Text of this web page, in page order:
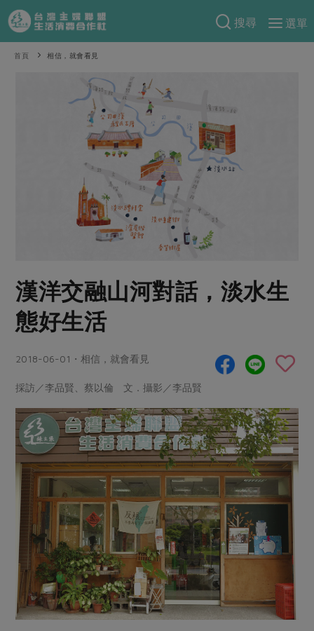
搜尋
選單
產品分類
蕈菇類
奶蛋豆・五穀
乳製品
米麵雜糧
肉品・水產
畜產肉類
調理食材・點心
調味醬料/南北貨 烘焙
休閒零嘴 沖泡飲品
保健食品
居家好物
美妝保養 個人清潔
家庭清潔 織品
日用品 圖書禮品
防災用品
蛋料理
醬料
湯品．鍋物
漬物
涼拌沙拉
主題食譜
異國料理
年菜食譜
養身食補
把最好的台灣味帶回家！
防災用品預購圓滿結束
2026年端午節預購圓滿結束
當季產品
傳到心坎裡，誠心又澎派
合作25-經典快閃最後一週
合作25-精選產品第四彈
更多當季產品
議題活動
主婦聯盟X樂齡網特約優惠案
30%rPET紅烏龍茶
2024農業發展計畫年度報告
更多議題活動
傳到心坎裡，誠心又澎派
一籃菜真心話
合作聯合國
樂齡生活 親子食育
廚房瑜伽
關注議題
減硝酸鹽 惜食
非基改運動 支持本土農糧
廢核運動 能源議題
減添加物 減塑減廢
公益金 食農教育
更多議題
生活者e週報
綠主張月刊
典藏閱覽室
關於合作社
合作社組織
員工與求才
產品檢驗
自主把關
檢驗報告
硝酸鹽檢驗
社員權益
合作社法規
社務專區
選舉專區
最新消息
首頁 相信，就會看見
漢洋交融山河對話，淡水生
態好生活
2018-06-01・相信，就會看見
採訪／李品賢、蔡以倫 文．攝影／李品賢